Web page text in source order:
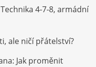
4-7-8, armádní
ale ničí přátelství?
Jak proměnit